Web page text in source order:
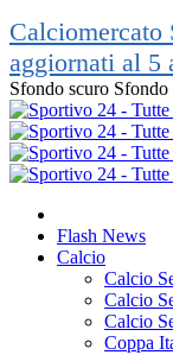
aggiornati al 5
Sfondo scuro Sfondo
Flash News
Calcio
Calcio
Calcio
Calcio
Coppa